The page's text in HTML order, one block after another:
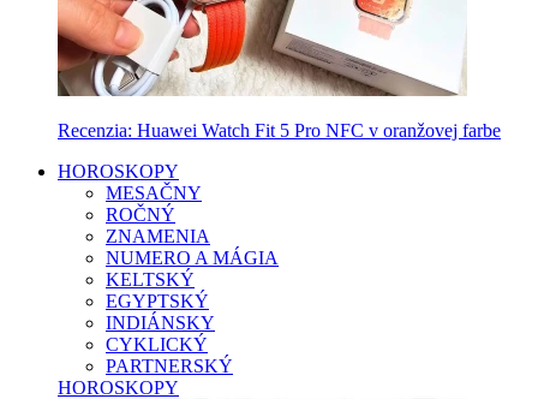
Recenzia: Huawei Watch Fit 5 Pro NFC v oranžovej farbe
HOROSKOPY
MESAČNY
ROČNÝ
ZNAMENIA
NUMERO A MÁGIA
KELTSKÝ
EGYPTSKÝ
INDIÁNSKY
CYKLICKÝ
PARTNERSKÝ
HOROSKOPY